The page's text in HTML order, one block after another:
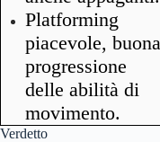
Platforming
piacevole, buona
progressione
delle abilità di
movimento.
Verdetto